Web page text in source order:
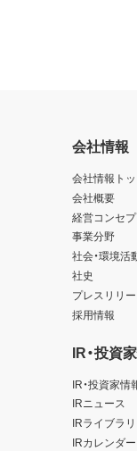
会社情報
会社情報ト
会社概要
経営コンセプ
事業分野
社会・環境活
社史
プレスリリ
採用情報
IR・投資
IR・投資家情
IRニュース
IRライブラ
IRカレンダー